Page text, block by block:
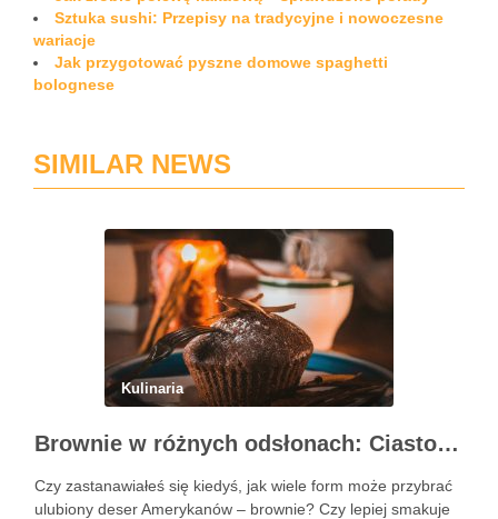
Sztuka sushi: Przepisy na tradycyjne i nowoczesne
wariacje
Jak przygotować pyszne domowe spaghetti
bolognese
SIMILAR NEWS
Kulinaria
Brownie w różnych odsłonach: Ciasto, muffinki czy brownie w słoiczku?
Czy zastanawiałeś się kiedyś, jak wiele form może przybrać
ulubiony deser Amerykanów – brownie? Czy lepiej smakuje